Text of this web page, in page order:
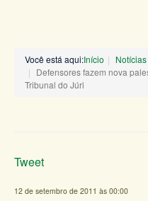
Você está aqui:Início
Notícias
Defensores fazem nova
Tribunal do Júri
Tweet
12 de setembro de 2011 às 00:00